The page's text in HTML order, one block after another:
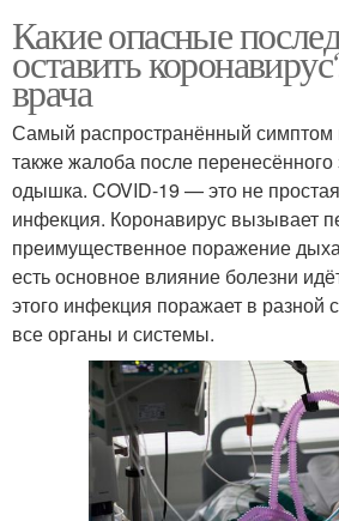
Какие опасные
оставить
врача
Самый распространённый симптом
также жалоба после
одышка. COVID-19 — это не
инфекция. Коронавирус вызывает
преимущественное поражение
есть основное влияние болезни
этого инфекция поражает в разной
все органы и системы.